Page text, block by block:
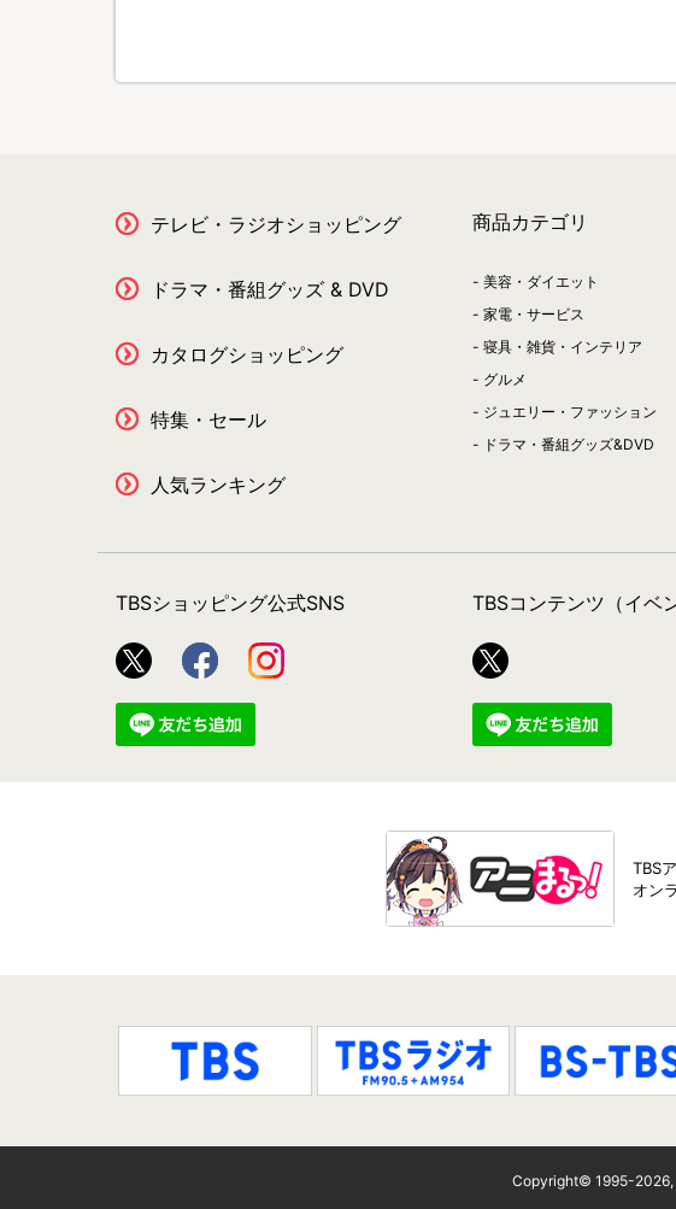
＜雑貨＞シンカリオンキャラクターがベルハウス描きおこし『
＜TBSオリジナル＞アクリルスタンドキーチェーンのシリーズ
＜雑貨＞人気のアクリルキーホルダー、ホログラムカードキー
＜TBSオリジナル＞ミクのアクリルスタンドキーチェーン、ク
＜雑貨＞SDキャラクターのイラストを使用したトレーディング
＜TBSオリジナル商品＞描き下ろし?超進化研究所”イラストの
2018.09.6
8/11(土)「超進化研究所がおくる！夏のシンカリオントークシ
＜TBSオリジナル商品＞シンカリオントレーディングメタル缶
＜アパレル＞COSPA 大人サイズ「Tシャツ」が5種登場！さら
「トレーディングスタンドカンバッジ」、「クリアファイル」
テレビ・ラジオショッピング
ドラマ・番組グッズ & DVD
カタログショッピング
特集・セール
人気ランキング
商品カテゴリ
美容・ダイエット
家電・サービス
寝具・雑貨・インテリア
グルメ
ジュエリー・ファッション
ドラマ・番組グッズ&DVD
TBSショッピング公式SNS TBSコンテンツ（イベ
TBS
オン
Copyright© 1995-2026